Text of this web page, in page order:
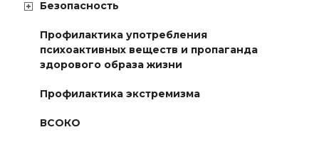
Безопасность
Профилактика употребления
психоактивных веществ и пропаганда
здорового образа жизни
Профилактика экстремизма
ВСОКО